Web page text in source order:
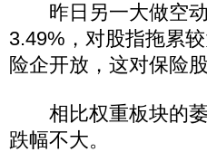
昨日另一大做空动
3.49%，对股指拖累
险企开放，这对保险
相比权重板块的萎
跌幅不大。